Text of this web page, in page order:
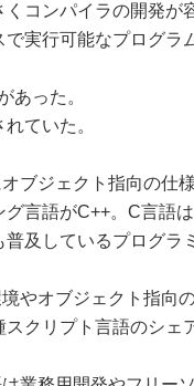
くコンパイラの開発が
で実行可能なプログラ
あった。
ていた。
ブジェクト指向の仕
グ言語がC++。C言語
普及しているプログラ
やオブジェクト指向
クリプト言語のシェ